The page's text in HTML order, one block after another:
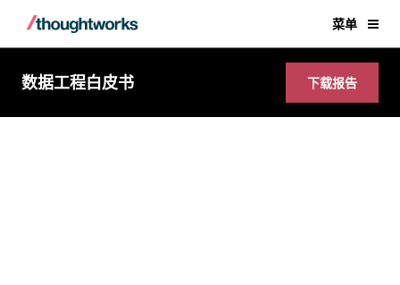
菜单
数据工程白皮书 下载报告